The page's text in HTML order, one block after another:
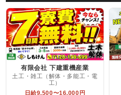
有限会社 下建重機産業
土工・雑工（解体・多能工・電
工）
日給9,500〜16,000円